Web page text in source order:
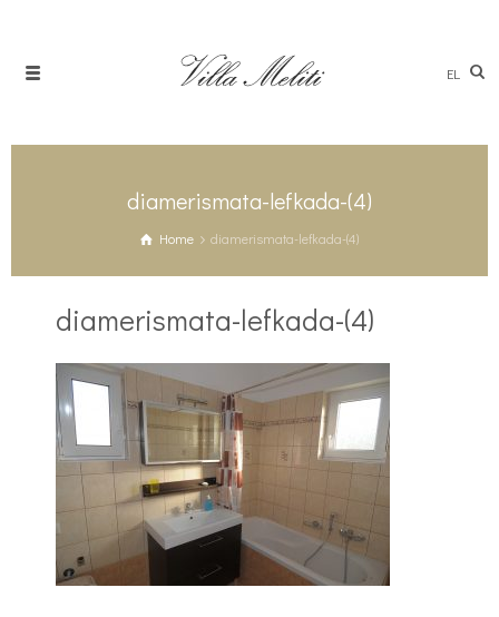
EL
diamerismata-lefkada-(4)
Home diamerismata-lefkada-(4)
diamerismata-lefkada-(4)